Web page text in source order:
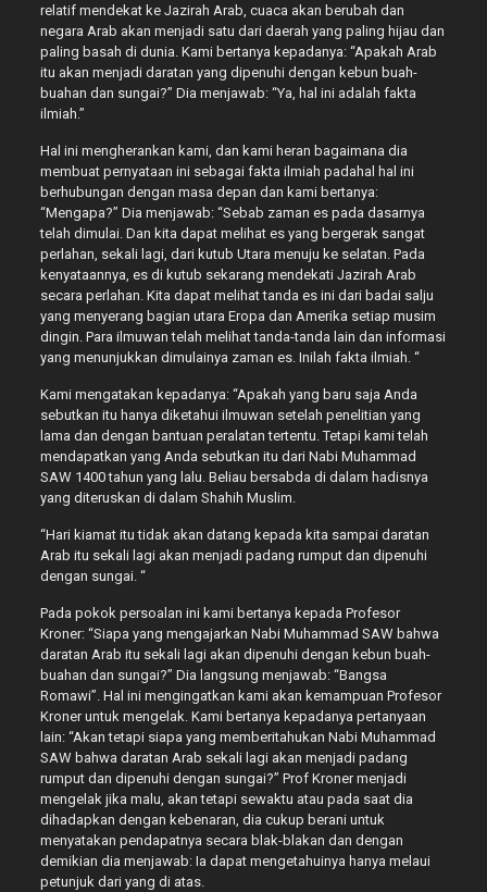
relatif mendekat ke Jazirah Arab, cuaca akan berubah dan
negara Arab akan menjadi satu dari daerah yang paling hijau dan
paling basah di dunia. Kami bertanya kepadanya: “Apakah Arab
itu akan menjadi daratan yang dipenuhi dengan kebun buah-
buahan dan sungai?” Dia menjawab: “Ya, hal ini adalah fakta
ilmiah.”
Hal ini mengherankan kami, dan kami heran bagaimana dia
membuat pernyataan ini sebagai fakta ilmiah padahal hal ini
berhubungan dengan masa depan dan kami bertanya:
“Mengapa?” Dia menjawab: “Sebab zaman es pada dasarnya
telah dimulai. Dan kita dapat melihat es yang bergerak sangat
perlahan, sekali lagi, dari kutub Utara menuju ke selatan. Pada
kenyataannya, es di kutub sekarang mendekati Jazirah Arab
secara perlahan. Kita dapat melihat tanda es ini dari badai salju
yang menyerang bagian utara Eropa dan Amerika setiap musim
dingin. Para ilmuwan telah melihat tanda-tanda lain dan informasi
yang menunjukkan dimulainya zaman es. Inilah fakta ilmiah. “
Kami mengatakan kepadanya: “Apakah yang baru saja Anda
sebutkan itu hanya diketahui ilmuwan setelah penelitian yang
lama dan dengan bantuan peralatan tertentu. Tetapi kami telah
mendapatkan yang Anda sebutkan itu dari Nabi Muhammad
SAW 1400 tahun yang lalu. Beliau bersabda di dalam hadisnya
yang diteruskan di dalam Shahih Muslim.
“Hari kiamat itu tidak akan datang kepada kita sampai daratan
Arab itu sekali lagi akan menjadi padang rumput dan dipenuhi
dengan sungai. “
Pada pokok persoalan ini kami bertanya kepada Profesor
Kroner: “Siapa yang mengajarkan Nabi Muhammad SAW bahwa
daratan Arab itu sekali lagi akan dipenuhi dengan kebun buah-
buahan dan sungai?” Dia langsung menjawab: “Bangsa
Romawi”. Hal ini mengingatkan kami akan kemampuan Profesor
Kroner untuk mengelak. Kami bertanya kepadanya pertanyaan
lain: “Akan tetapi siapa yang memberitahukan Nabi Muhammad
SAW bahwa daratan Arab sekali lagi akan menjadi padang
rumput dan dipenuhi dengan sungai?” Prof Kroner menjadi
mengelak jika malu, akan tetapi sewaktu atau pada saat dia
dihadapkan dengan kebenaran, dia cukup berani untuk
menyatakan pendapatnya secara blak-blakan dan dengan
demikian dia menjawab: Ia dapat mengetahuinya hanya melaui
petunjuk dari yang di atas.